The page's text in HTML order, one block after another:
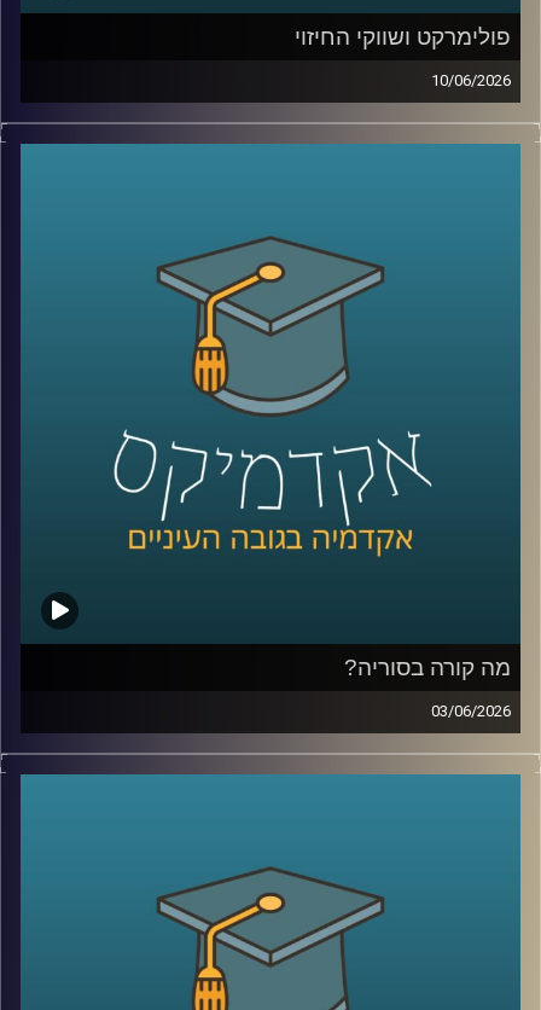
פולימרקט ושווקי החיזוי
10/06/2026
האם ישו יחזור בשנת 2026?
האם תהיה תקיפה באיראן לפני סוף החודש?
והאם האנושות תגלה חיים מחוץ לכדור הארץ?
כל אלה היו הימורים אמיתיים בפלטפורמתPolymarket
כן, אנשים ברחבי העולם שמים כסף אמיתי על העתיד. על
מלחמות, פוליטיקה, דת, אסונות ואפילו סוף העולם.
ובזמן שרובנו צורכים חדשות כדי להבין מה קורה, יש אנשים
שפשוט נכנסים לפולימרקט כדי לראות “מה הסיכויים” ועל
הדרך גם מרוויחים כסף.
אז מה זה בכלל שוק חיזוי?
למה אנשים התחילו להאמין לפלטפורמות האלה יותר מלסקרים
אירועים עולמיים? והאם יכול להיות שפלטפורמות כאלה כבר
לא רק מנבאות את המציאות, אלא גם מתחילות לעצב אותה?
כדי להבין את העולם הזה, נמצא איתנו היום פרופ’ צחי חייט
מאוניברסיטת רייכמן, שחוקר חוכמת המונים, רשתות חברתיות
ואמינות מידע, ואחד החוקרים הבולטים בישראל בתחום שווקי
החיזוי
מה קורה בסוריה?
03/06/2026
מה בעצם קורה היום בסוריה?
מי שולט שם? מי נלחם במי? איך טורקיה הפכה לשחקן כל כך
נדמה שאחרי יותר מעשור של מלחמה, רוב הישראלים כבר
איבדו את היכולת להבין את התמונה.
אז היום ננסה לעשות סדר ולהבין איך נראה המזרח התיכון
החדש שנבנה ממש מעבר לגבול שלנו.